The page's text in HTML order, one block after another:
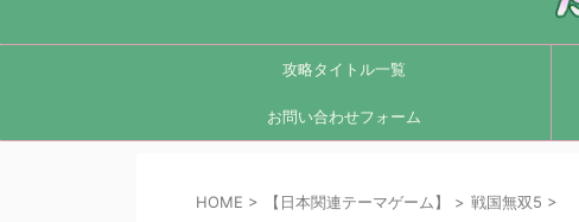
攻略タイトル一覧
お問い合わせフォーム
HOME > 【日本関連テーマゲーム】 > 戦国無双5 >